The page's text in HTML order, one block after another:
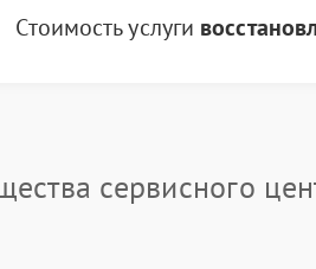
Стоимость услуги
сервисного